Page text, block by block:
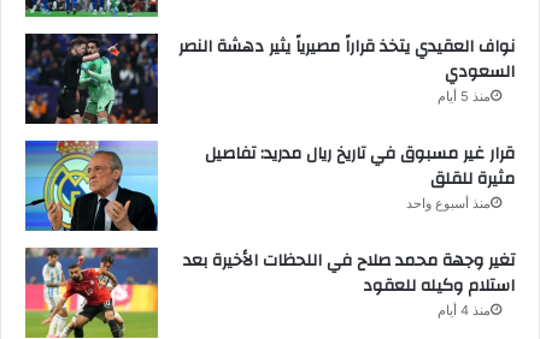
نواف العقيدي يتخذ قراراً مصيرياً يثير دهشة النصر
السعودي
منذ 5 أيام
قرار غير مسبوق في تاريخ ريال مدريد: تفاصيل
مثيرة للقلق
منذ أسبوع واحد
تغير وجهة محمد صلاح في اللحظات الأخيرة بعد
استلام وكيله للعقود
منذ 4 أيام